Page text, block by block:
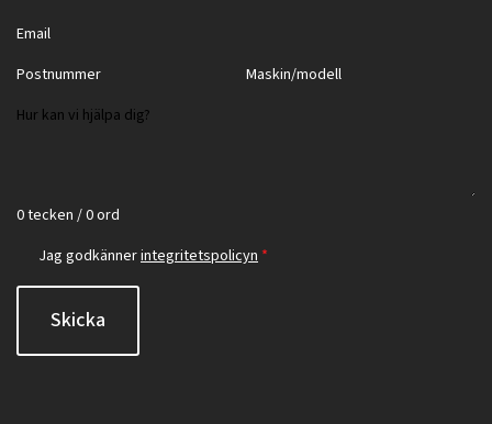
0 tecken / 0 ord
Jag godkännerintegritetspolicyn *
Skicka